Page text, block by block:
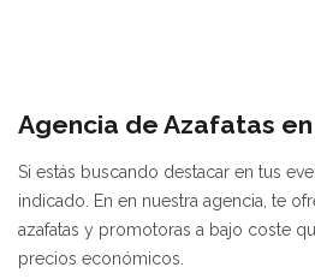
Agencia de Azafatas
Si estás buscando destacar en tus
indicado. En en nuestra agencia, te
azafatas y promotoras a bajo coste
precios económicos.